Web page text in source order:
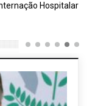
Hospitalar